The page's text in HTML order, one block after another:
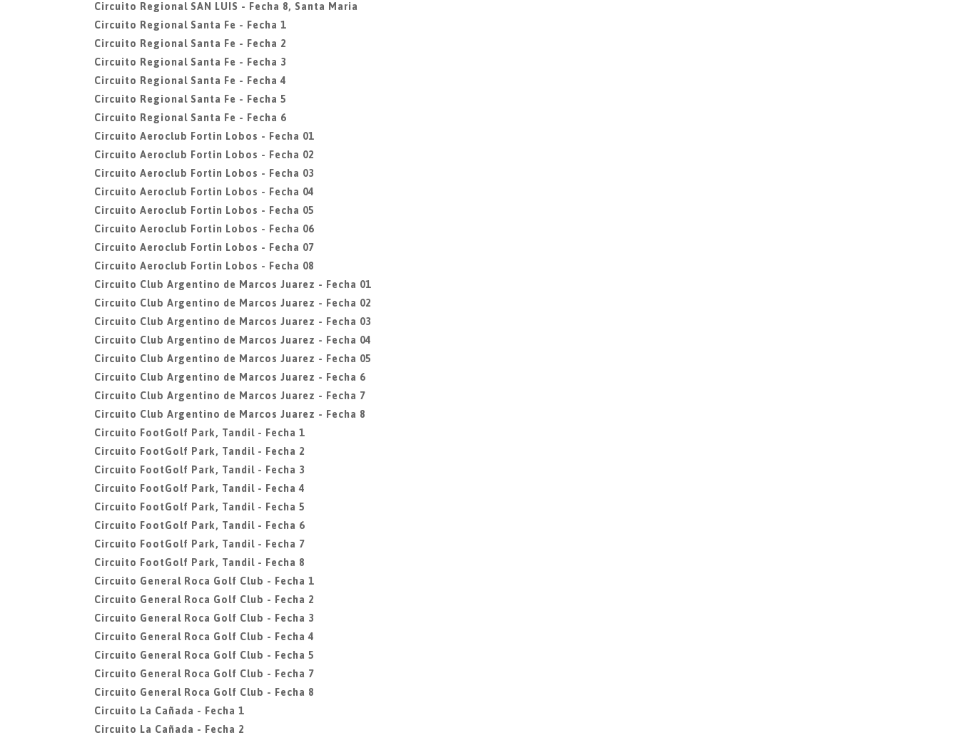
Circuito Regional SAN LUIS - Fecha 8, Santa Maria
Circuito Regional Santa Fe - Fecha 1
Circuito Regional Santa Fe - Fecha 2
Circuito Regional Santa Fe - Fecha 3
Circuito Regional Santa Fe - Fecha 4
Circuito Regional Santa Fe - Fecha 5
Circuito Regional Santa Fe - Fecha 6
Circuito Aeroclub Fortin Lobos - Fecha 01
Circuito Aeroclub Fortin Lobos - Fecha 02
Circuito Aeroclub Fortin Lobos - Fecha 03
Circuito Aeroclub Fortin Lobos - Fecha 04
Circuito Aeroclub Fortin Lobos - Fecha 05
Circuito Aeroclub Fortin Lobos - Fecha 06
Circuito Aeroclub Fortin Lobos - Fecha 07
Circuito Aeroclub Fortin Lobos - Fecha 08
Circuito Club Argentino de Marcos Juarez - Fecha 01
Circuito Club Argentino de Marcos Juarez - Fecha 02
Circuito Club Argentino de Marcos Juarez - Fecha 03
Circuito Club Argentino de Marcos Juarez - Fecha 04
Circuito Club Argentino de Marcos Juarez - Fecha 05
Circuito Club Argentino de Marcos Juarez - Fecha 6
Circuito Club Argentino de Marcos Juarez - Fecha 7
Circuito Club Argentino de Marcos Juarez - Fecha 8
Circuito FootGolf Park, Tandil - Fecha 1
Circuito FootGolf Park, Tandil - Fecha 2
Circuito FootGolf Park, Tandil - Fecha 3
Circuito FootGolf Park, Tandil - Fecha 4
Circuito FootGolf Park, Tandil - Fecha 5
Circuito FootGolf Park, Tandil - Fecha 6
Circuito FootGolf Park, Tandil - Fecha 7
Circuito FootGolf Park, Tandil - Fecha 8
Circuito General Roca Golf Club - Fecha 1
Circuito General Roca Golf Club - Fecha 2
Circuito General Roca Golf Club - Fecha 3
Circuito General Roca Golf Club - Fecha 4
Circuito General Roca Golf Club - Fecha 5
Circuito General Roca Golf Club - Fecha 7
Circuito General Roca Golf Club - Fecha 8
Circuito La Cañada - Fecha 1
Circuito La Cañada - Fecha 2